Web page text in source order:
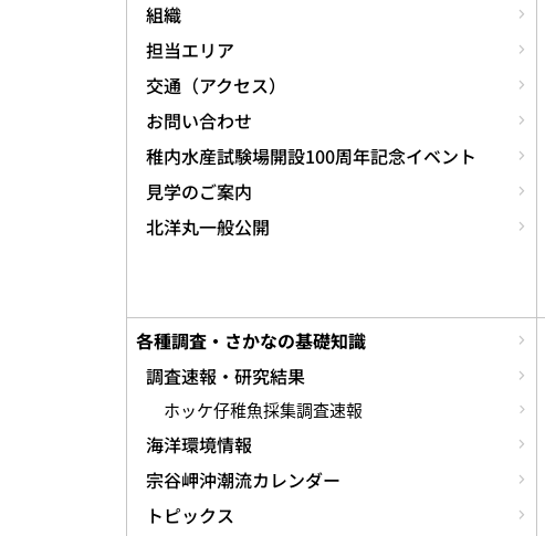
組織
担当エリア
交通（アクセス）
お問い合わせ
稚内水産試験場開設100周年記念イベント
見学のご案内
北洋丸一般公開
各種調査・さかなの基礎知識
調査速報・研究結果
ホッケ仔稚魚採集調査速報
海洋環境情報
宗谷岬沖潮流カレンダー
トピックス